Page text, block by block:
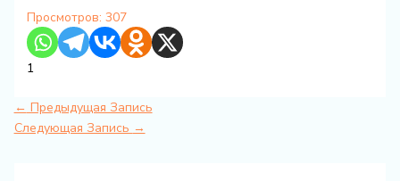
Просмотров: 307
1
← Предыдущая Запись
Следующая Запись →